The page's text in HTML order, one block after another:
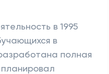
в 1995
в
полная